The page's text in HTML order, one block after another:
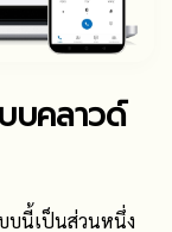
บคลาวด์
บนี้เป็นส่วนหนึ่ง